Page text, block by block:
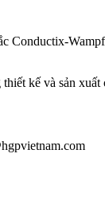
Conductix-
kế và sản